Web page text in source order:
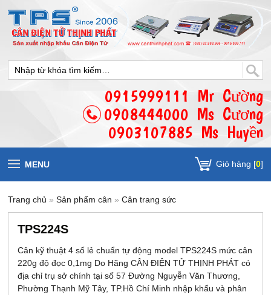
0915999111 Mr Cường
0908444000 Ms Cương
0903107885 Ms Huyền
MENU Giỏ hàng [0]
Trang chủ »Sản phẩm cân »Cân trang sức
TPS224S
Cân kỹ thuật 4 số lẻ chuẩn tự động model TPS224S mức cân
220g độ đọc 0,1mg Do Hãng CÂN ĐIỆN TỬ THỊNH PHÁT có
địa chỉ trụ sở chính tại số 57 Đường Nguyễn Văn Thương,
Phường Thạnh Mỹ Tây, TP.Hồ Chí Minh nhập khẩu và phân